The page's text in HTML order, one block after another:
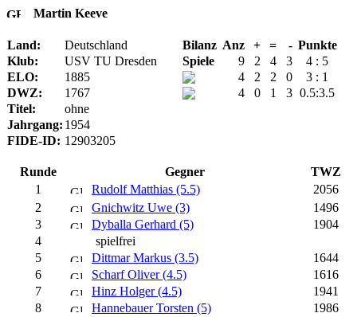
Martin Keeve
Land: Deutschland Bilanz Anz + = - Punkte
Klub:
USV TU Dresden Spiele 9 2 4 3
4 : 5
ELO:
1885 4 2 2 0
3 : 1
DWZ:
1767 4 0 1 3 0.5:3.5
Titel:
ohne
Jahrgang: 1954
FIDE-ID: 12903205
Runde Gegner
TWZ
1
Rudolf Matthias (5.5)
2056
2
Gnichwitz Uwe (3)
1496
3
Dyballa Gerhard (5)
1904
4
spielfrei
5
Dittmar Markus (3.5)
1644
6
Scharf Oliver (4.5)
1616
7
Hinz Holger (4.5)
1941
8
Hannebauer Torsten (5)
1986